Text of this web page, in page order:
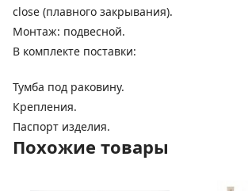
close (плавного закрывания).
Монтаж: подвесной.
В комплекте поставки:
Тумба под раковину.
Крепления.
Паспорт изделия.
Похожие товары